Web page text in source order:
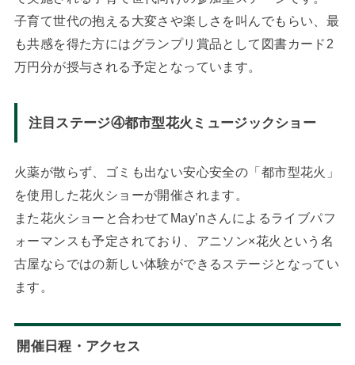
子育て世代の抱える大変さや楽しさを叫んでもらい、最
も共感を得た方にはグランプリ賞品として図書カード2
万円分が授与される予定となっています。
注目ステージ④都市型花火ミュージックショー
火薬が散らず、ゴミも出ない安心安全の「都市型花火」
を使用した花火ショーが開催されます。
また花火ショーと合わせてMay’nさんによるライブパフ
ォーマンスも予定されており、アニソン×花火という名
古屋ならではの新しい体験ができるステージとなってい
ます。
開催日程・アクセス